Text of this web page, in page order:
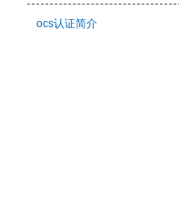
ocs认证简介